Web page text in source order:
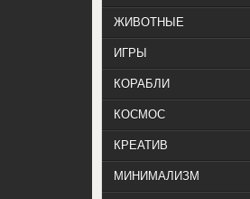
ЖИВОТНЫЕ
ИГРЫ
КОРАБЛИ
КОСМОС
КРЕАТИВ
МИНИМАЛИЗМ